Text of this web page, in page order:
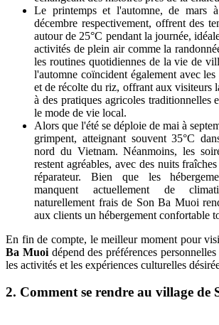
Le printemps et l'automne, de mars
décembre respectivement, offrent des
autour de 25°C pendant la journée,
activités de plein air comme la
les routines quotidiennes de la vie de
l'automne coïncident également avec
et de récolte du riz, offrant aux visiteurs
à des pratiques agricoles traditionnelles
le mode de vie local.
Alors que l'été se déploie de mai à
grimpent, atteignant souvent 35°C
nord du Vietnam. Néanmoins, les
restent agréables, avec des nuits
réparateur. Bien que les
manquent actuellement de
naturellement frais de Son Ba Muoi
aux clients un hébergement confortable
En fin de compte, le meilleur moment pour
Ba Muoidépend des préférences
les activités et les expériences culturelles
2. Comment se rendre au village de